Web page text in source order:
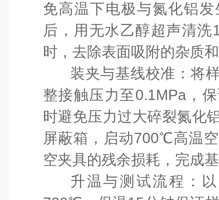
免高温下电极与氮化铝
后，用无水乙醇超声清
时，去除表面吸附的杂质
装夹与基线校准 ：将
整接触压力至0.1MPa，
时避免压力过大碎裂氮化
屏蔽箱，启动700℃高温
空夹具的残余损耗，完成
升温与测试流程 ：以